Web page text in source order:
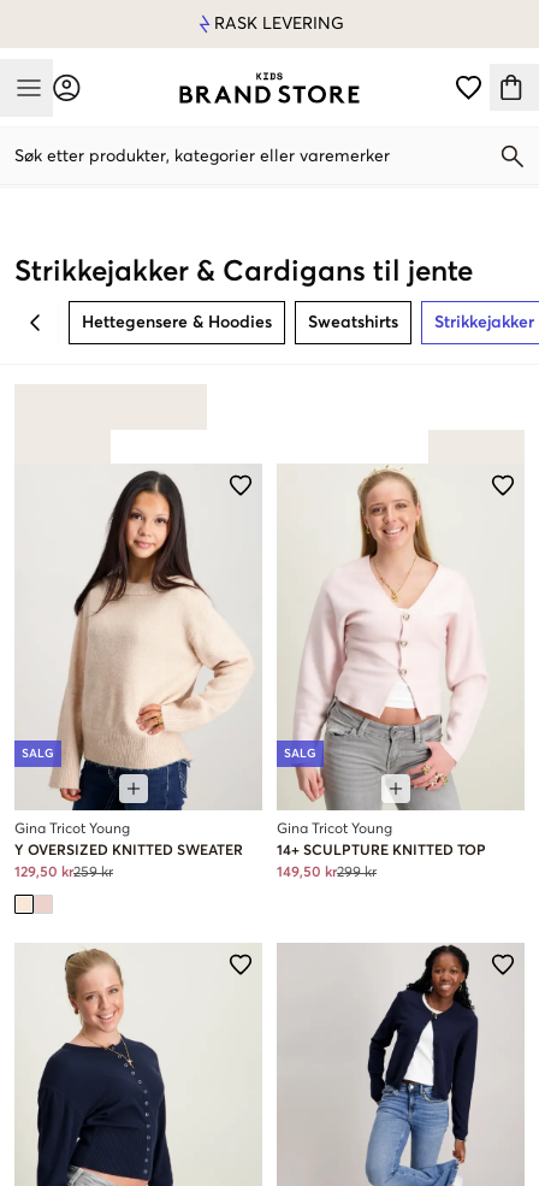
RASK LEVERING
Mobile Menu
Søk etter produkter, kategorier eller varemerker
Strikkejakker & Cardigans til jente
BACK Hettegensere & Hoodies Sweatshirts
SALG
Gina Tricot Young
Y OVERSIZED KNITTED SWEATER
129,50 kr259 kr
SALG
Gina Tricot Young
14+ SCULPTURE KNITTED TOP
149,50 kr299 kr